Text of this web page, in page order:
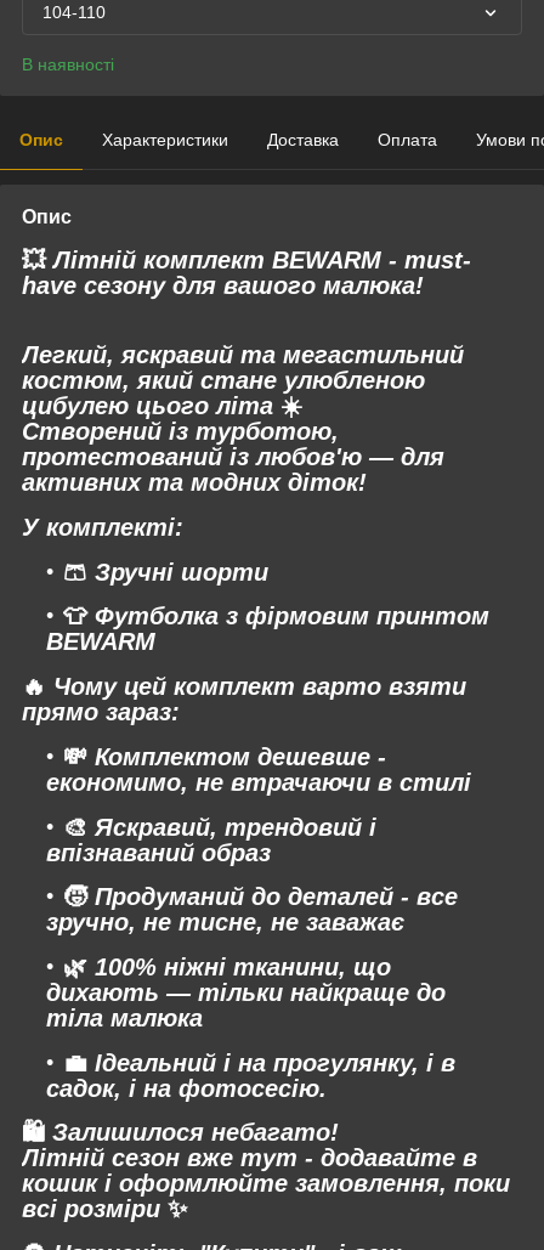
104-110
В наявності
Опис Характеристики Доставка Оплата Умови
Опис
💥Літній комплект BEWARM - must-
have сезону для вашого малюка!
Легкий, яскравий та мегастильний
костюм, який стане улюбленою
цибулею цього літа ☀️
Створений із турботою,
протестований із любов'ю — для
активних та модних діток!
У комплекті:
🩳 Зручні шорти
👕 Футболка з фірмовим принтом
BEWARM
🔥 Чому цей комплект варто взяти
прямо зараз:
💸 Комплектом дешевше -
економимо, не втрачаючи в стилі
🎨 Яскравий, трендовий і
впізнаваний образ
🧒Продуманий до деталей - все
зручно, не тисне, не заважає
🌿 100% ніжні тканини, що
дихають — тільки найкраще до
тіла малюка
💼 Ідеальний і на прогулянку, і в
садок, і на фотосесію.
🛍 Залишилося небагато!
Літній сезон вже тут - додавайте в
кошик і оформлюйте замовлення, поки
всі розміри ✨